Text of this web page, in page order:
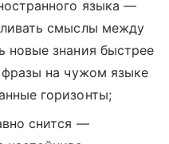
языка —
смыслы между
новые знания быстрее
на чужом языке
горизонты;
снится —